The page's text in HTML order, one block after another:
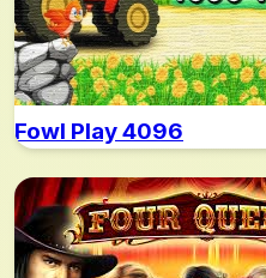
Fowl Play 4096